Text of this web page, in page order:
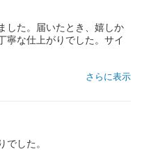
した。届いたとき、嬉しか
寧な仕上がりでした。サイ
さらに表示
した。